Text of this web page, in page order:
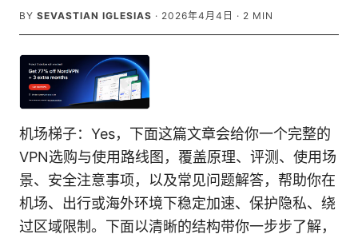
BY SEVASTIAN IGLESIAS · 2026年4月4日 · 2 MIN
机场梯子：Yes，下面这篇文章会给你一个完整的
VPN选购与使用路线图，覆盖原理、评测、使用场
景、安全注意事项，以及常见问题解答，帮助你在
机场、出行或海外环境下稳定加速、保护隐私、绕
过区域限制。下面以清晰的结构带你一步步了解，